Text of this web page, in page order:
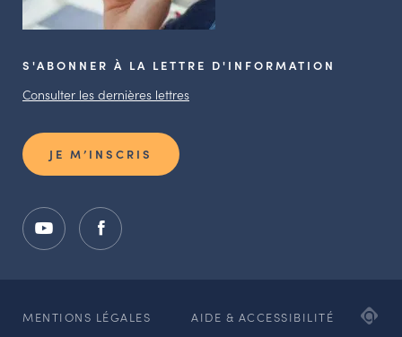
S'ABONNER À LA LETTRE D'INFORMATION
Consulter les dernières lettres
JE M’INSCRIS
MENTIONS LÉGALES AIDE & ACCESSIBILITÉ